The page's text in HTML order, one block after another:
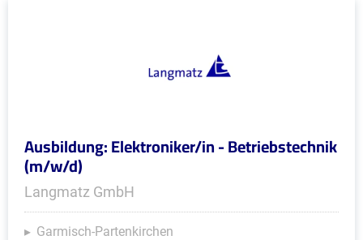
Ausbildung: Elektroniker/in - Betriebstechnik
(m/w/d)
Langmatz GmbH
Garmisch-Partenkirchen